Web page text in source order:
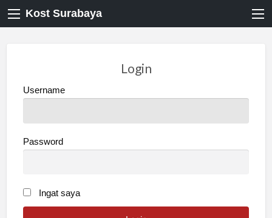
Kost Surabaya
Login
Username
Password
Ingat saya